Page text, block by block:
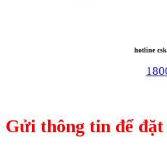
hotline
Gửi thông tin để đặt